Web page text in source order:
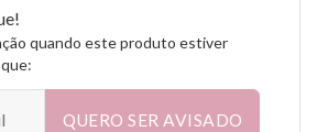
quando este produto estiver
QUERO SER AVISADO